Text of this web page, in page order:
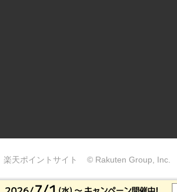
楽天ポイントサイト © Rakuten Group, Inc.